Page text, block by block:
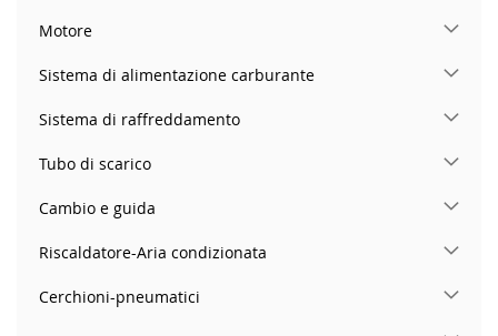
Motore
Sistema di alimentazione carburante
Sistema di raffreddamento
Tubo di scarico
Cambio e guida
Riscaldatore-Aria condizionata
Cerchioni-pneumatici